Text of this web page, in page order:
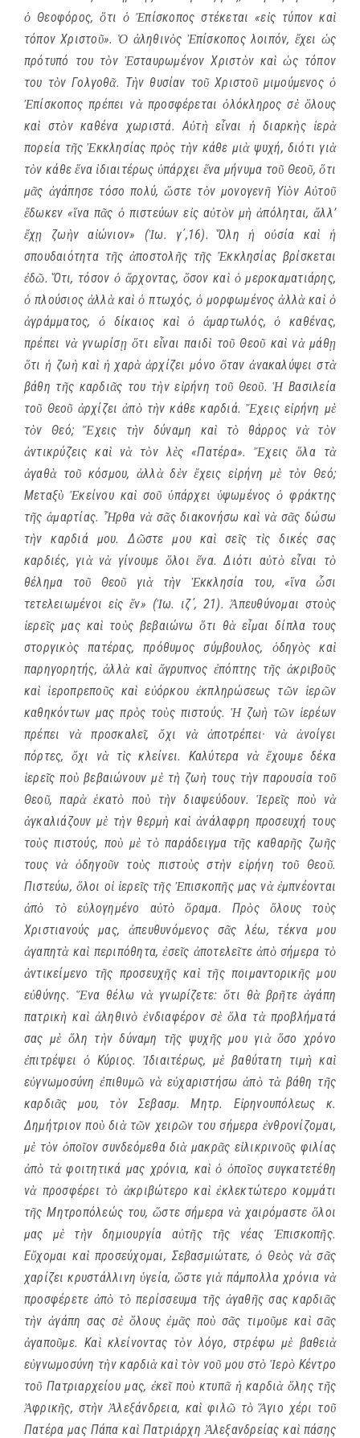
ὁ Θεοφόρος, ὅτι ὁ Ἐπίσκοπος στέκεται «εἰς τύπον καὶ
τόπον Χριστοῦ». Ὁ ἀληθινὸς Ἐπίσκοπος λοιπόν, ἔχει ὡς
πρότυπό του τὸν Ἐσταυρωμένον Χριστὸν καὶ ὡς τόπον
του τὸν Γολγοθᾶ. Τὴν θυσίαν τοῦ Χριστοῦ μιμούμενος ὁ
Ἐπίσκοπος πρέπει νὰ προσφέρεται ὁλόκληρος σὲ ὅλους
καὶ στὸν καθένα χωριστά. Αὐτὴ εἶναι ἡ διαρκὴς ἱερὰ
πορεία τῆς Ἐκκλησίας πρὸς τὴν κάθε μιὰ ψυχή, διότι γιὰ
τὸν κάθε ἕνα ἰδιαιτέρως ὑπάρχει ἕνα μήνυμα τοῦ Θεοῦ, ὅτι
μᾶς ἀγάπησε τόσο πολύ, ὥστε τὸν μονογενῆ Υἱὸν Αὐτοῦ
ἔδωκεν «ἵνα πᾶς ὁ πιστεύων εἰς αὐτὸν μὴ ἀπόληται, ἄλλ’
ἔχῃ ζωὴν αἰώνιον» (Ἰω. γ΄,16). Ὅλη ἡ οὐσία καὶ ἡ
σπουδαιότητα τῆς ἀποστολῆς τῆς Ἐκκλησίας βρίσκεται
ἐδῶ. Ὅτι, τόσον ὁ ἄρχοντας, ὅσον καὶ ὁ μεροκαματιάρης,
ὁ πλούσιος ἀλλὰ καὶ ὁ πτωχός, ὁ μορφωμένος ἀλλὰ καὶ ὁ
ἀγράμματος, ὁ δίκαιος καὶ ὁ ἁμαρτωλός, ὁ καθένας,
πρέπει νὰ γνωρίσῃ ὅτι εἶναι παιδὶ τοῦ Θεοῦ καὶ νὰ μάθῃ
ὅτι ἡ ζωὴ καὶ ἡ χαρὰ ἀρχίζει μόνο ὅταν ἀνακαλύψει στὰ
βάθη τῆς καρδιᾶς του τὴν εἰρήνη τοῦ Θεοῦ. Ἡ Βασιλεία
τοῦ Θεοῦ ἀρχίζει ἀπὸ τὴν κάθε καρδιά. Ἔχεις εἰρήνη μὲ
τὸν Θεό; Ἔχεις τὴν δύναμη καὶ τὸ θάρρος νὰ τὸν
ἀντικρύζεις καὶ νὰ τὸν λὲς «Πατέρα». Ἔχεις ὅλα τὰ
ἀγαθὰ τοῦ κόσμου, ἀλλὰ δὲν ἔχεις εἰρήνη μὲ τὸν Θεό;
Μεταξὺ Ἐκείνου καὶ σοῦ ὑπάρχει ὑψωμένος ὁ φράκτης
τῆς ἁμαρτίας. Ἦρθα νὰ σᾶς διακονήσω καὶ νὰ σᾶς δώσω
τὴν καρδιά μου. Δῶστε μου καὶ σεῖς τὶς δικές σας
καρδιές, γιὰ νὰ γίνουμε ὅλοι ἕνα. Διότι αὐτὸ εἶναι τὸ
θέλημα τοῦ Θεοῦ γιὰ τὴν Ἐκκλησία του, «ἵνα ὦσι
τετελειωμένοι εἰς ἕν» (Ἰω. ιζ΄, 21). Ἀπευθύνομαι στοὺς
ἱερεῖς μας καὶ τοὺς βεβαιώνω ὅτι θὰ εἶμαι δίπλα τους
στοργικὸς πατέρας, πρόθυμος σύμβουλος, ὁδηγὸς καὶ
παρηγορητής, ἀλλὰ καὶ ἄγρυπνος ἐπόπτης τῆς ἀκριβοῦς
καὶ ἱεροπρεποῦς καὶ εὐόρκου ἐκπληρώσεως τῶν ἱερῶν
καθηκόντων μας πρὸς τοὺς πιστούς. Ἡ ζωὴ τῶν ἱερέων
πρέπει νὰ προσκαλεῖ, ὄχι νὰ ἀποτρέπει· νὰ ἀνοίγει
πόρτες, ὄχι νὰ τὶς κλείνει. Καλύτερα νὰ ἔχουμε δέκα
ἱερεῖς ποὺ βεβαιώνουν μὲ τὴ ζωὴ τους τὴν παρουσία τοῦ
Θεοῦ, παρὰ ἑκατὸ ποὺ τὴν διαψεύδουν. Ἱερεῖς ποὺ νὰ
ἀγκαλιάζουν μὲ τὴν θερμὴ καὶ ἀνάλαφρη προσευχή τους
τοὺς πιστούς, ποὺ μὲ τὸ παράδειγμα τῆς καθαρῆς ζωῆς
τους νὰ ὁδηγοῦν τοὺς πιστοὺς στὴν εἰρήνη τοῦ Θεοῦ.
Πιστεύω, ὅλοι οἱ ἱερεῖς τῆς Ἐπισκοπῆς μας νὰ ἐμπνέονται
ἀπὸ τὸ εὐλογημένο αὐτὸ ὅραμα. Πρὸς ὅλους τοὺς
Χριστιανούς μας, ἀπευθυνόμενος σᾶς λέω, τέκνα μου
ἀγαπητὰ καὶ περιπόθητα, ἐσεῖς ἀποτελεῖτε ἀπὸ σήμερα τὸ
ἀντικείμενο τῆς προσευχῆς καὶ τῆς ποιμαντορικῆς μου
εὐθύνης. Ἕνα θέλω νὰ γνωρίζετε: ὅτι θὰ βρῆτε ἀγάπη
πατρικὴ καὶ ἀληθινὸ ἐνδιαφέρον σὲ ὅλα τὰ προβλήματά
σας μὲ ὅλη τὴν δύναμη τῆς ψυχῆς μου γιὰ ὅσο χρόνο
ἐπιτρέψει ὁ Κύριος. Ἰδιαιτέρως, μὲ βαθύτατη τιμὴ καὶ
εὐγνωμοσύνη ἐπιθυμῶ νὰ εὐχαριστήσω ἀπὸ τὰ βάθη τῆς
καρδιᾶς μου, τὸν Σεβασμ. Μητρ. Εἰρηνουπόλεως κ.
Δημήτριον ποὺ διὰ τῶν χειρῶν του σήμερα ἐνθρονίζομαι,
μὲ τὸν ὁποῖον συνδεόμεθα διὰ μακρᾶς εἰλικρινοῦς φιλίας
ἀπὸ τὰ φοιτητικά μας χρόνια, καὶ ὁ ὁποῖος συγκατετέθη
νὰ προσφέρει τὸ ἀκριβώτερο καὶ ἐκλεκτώτερο κομμάτι
τῆς Μητροπόλεώς του, ὥστε σήμερα νὰ χαιρόμαστε ὅλοι
μας μὲ τὴν δημιουργία αὐτῆς τῆς νέας Ἐπισκοπῆς.
Εὔχομαι καὶ προσεύχομαι, Σεβασμιώτατε, ὁ Θεὸς νὰ σᾶς
χαρίζει κρυστάλλινη ὑγεία, ὥστε γιὰ πάμπολλα χρόνια νὰ
προσφέρετε ἀπὸ τὸ περίσσευμα τῆς ἀγαθῆς σας καρδιᾶς
τὴν ἀγάπη σας σὲ ὅλους ἐμᾶς ποὺ σᾶς τιμοῦμε καὶ σᾶς
ἀγαποῦμε. Καὶ κλείνοντας τὸν λόγο, στρέφω μὲ βαθειὰ
εὐγνωμοσύνη τὴν καρδιὰ καὶ τὸν νοῦ μου στὸ Ἱερὸ Κέντρο
τοῦ Πατριαρχείου μας, ἐκεῖ ποὺ κτυπᾶ ἡ καρδιὰ ὅλης τῆς
Ἀφρικῆς, στὴν Ἀλεξάνδρεια, καὶ φιλῶ τὸ Ἅγιο χέρι τοῦ
Πατέρα μας Πάπα καὶ Πατριάρχη Ἀλεξανδρείας καὶ πάσης